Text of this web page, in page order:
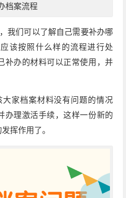
档案流程
我们可以了解自己需要补办哪
该按照什么样的流程进行处
补办的材料可以正常使用，并
家档案材料没有问题的情况
办理激活手续，这样一份新的
挥作用了。